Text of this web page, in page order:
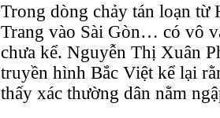
Trong dòng chảy tán loạn từ
Trang vào Sài Gòn… có vô
chưa kể. Nguyễn Thị Xuân
truyền hình Bắc Việt kể lại
thấy xác thường dân nằm